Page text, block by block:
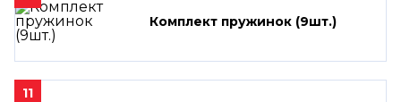
Комплект пружинок (9шт.)
11